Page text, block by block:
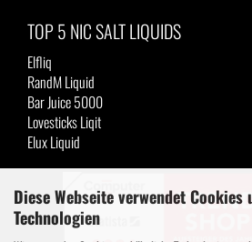
Diese Webseite verwendet Cookies
Technologien
TOP 5 NIC SALT LIQUIDS
Elfliq
RandM Liquid
Bar Juice 5000
Lovesticks Liqit
Elux Liquid